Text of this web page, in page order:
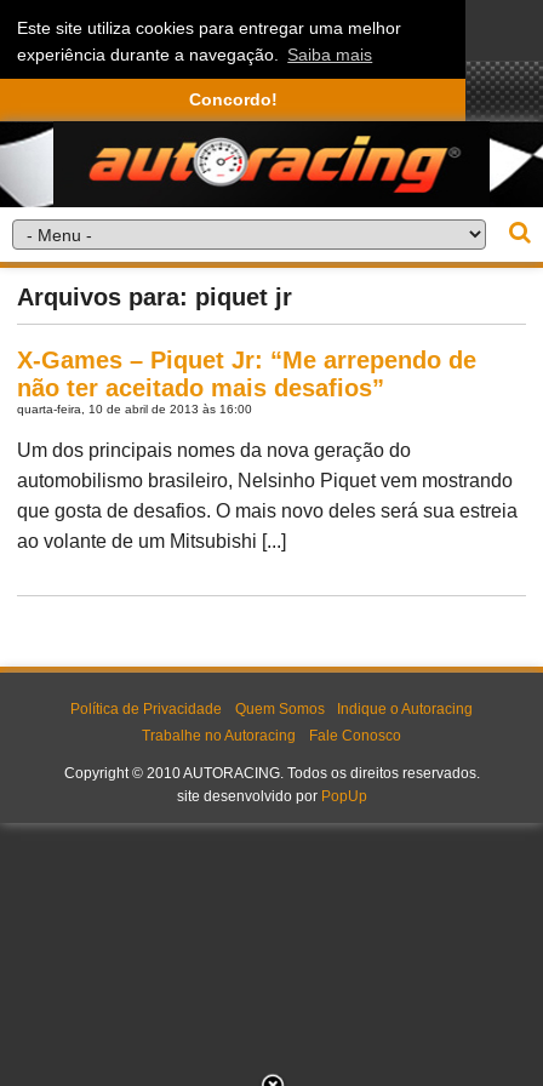
Este site utiliza cookies para entregar uma melhor
experiência durante a navegação. Saiba mais
Concordo!
Arquivos para: piquet jr
X-Games – Piquet Jr: “Me arrependo de
não ter aceitado mais desafios”
quarta-feira, 10 de abril de 2013 às 16:00
Um dos principais nomes da nova geração do
automobilismo brasileiro, Nelsinho Piquet vem mostrando
que gosta de desafios. O mais novo deles será sua estreia
ao volante de um Mitsubishi [...]
Política de Privacidade Quem Somos
Indique o Autoracing
Trabalhe no Autoracing
Fale Conosco
Copyright © 2010 AUTORACING. Todos os direitos reservados.
site desenvolvido por PopUp